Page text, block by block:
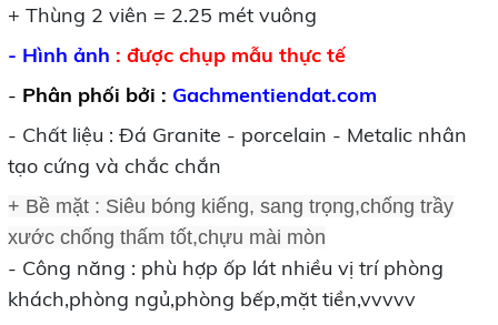
+ Thùng 2 viên = 2.25 mét vuông
- Hình ảnh : được chụp mẫu thực tế
- Phân phối bởi : Gachmentiendat.com
- Chất liệu : Đá Granite - porcelain - Metalic nhân
tạo cứng và chắc chắn
+ Bề mặt : Siêu bóng kiếng, sang trọng,chống trầy
xước chống thấm tốt,chựu mài mòn
- Công năng : phù hợp ốp lát nhiều vị trí phòng
khách,phòng ngủ,phòng bếp,mặt tiền,vvvvv